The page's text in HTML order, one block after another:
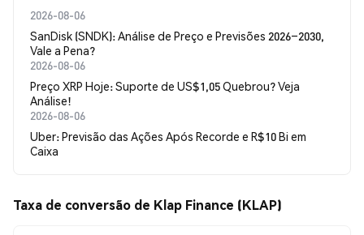
2026-08-06
SanDisk (SNDK): Análise de Preço e Previsões 2026–2030,
Vale a Pena?
2026-08-06
Preço XRP Hoje: Suporte de US$1,05 Quebrou? Veja
Análise!
2026-08-06
Uber: Previsão das Ações Após Recorde e R$10 Bi em
Caixa
Taxa de conversão de Klap Finance (KLAP)